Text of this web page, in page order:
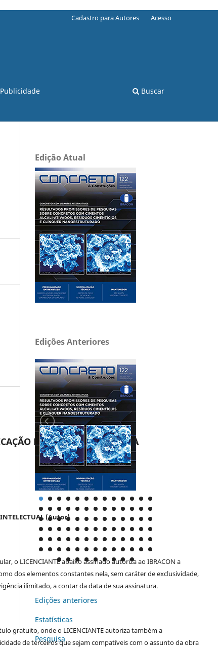
Publicidade Buscar
Cadastro para Autores Acesso
DE ARTIGO ou MATÉRIA
(Autor)
o LICENCIANTE abaixo assinado autoriza ao IBRACON a
dos elementos constantes nela, sem caráter de exclusividade,
ilimitado, a contar da data de sua assinatura.
gratuito, onde o LICENCIANTE autoriza também a
de terceiros que sejam compatíveis com o assunto da obra
Edição Atual
Edições Anteriores
Edições anteriores
Estatísticas
Pesquisa